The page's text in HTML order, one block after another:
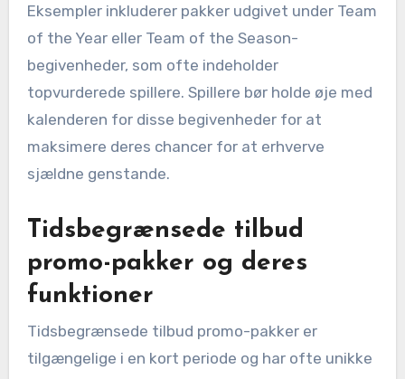
Eksempler inkluderer pakker udgivet under Team
of the Year eller Team of the Season-
begivenheder, som ofte indeholder
topvurderede spillere. Spillere bør holde øje med
kalenderen for disse begivenheder for at
maksimere deres chancer for at erhverve
sjældne genstande.
Tidsbegrænsede tilbud
promo-pakker og deres
funktioner
Tidsbegrænsede tilbud promo-pakker er
tilgængelige i en kort periode og har ofte unikke